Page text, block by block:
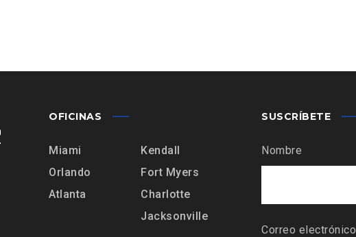
OFICINAS
Miami
Orlando
Atlanta
Kendall
Fort Myers
Charlotte
Jacksonville
SUSCRÍBETE
Nombre
Correo electrónico